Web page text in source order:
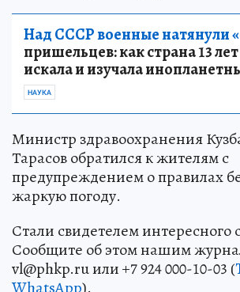
Над СССР военные натянули
пришельцев: как страна 13
искала и изучала
НАУКА
Министр здравоохранения
Тарасов обратился к жителям с
предупреждением о правилах
жаркую погоду.
Стали свидетелем интересного
Сообщите об этом нашим
vl@phkp.ru или +7 924 000-10-03 (